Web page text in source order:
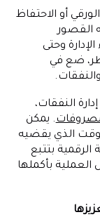
أو الاحتفاظ
القصور
وحتى
ضع في
النفقات،
. يمكن
الذي يقضيه
بتتبع
بأكملها